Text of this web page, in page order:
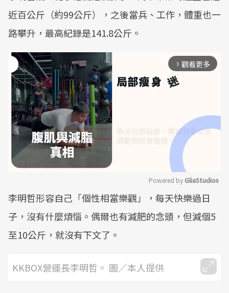
近百公斤（約99公斤），之後當兵、工作，體重也一
路攀升，最高紀錄是141.8公斤。
arrow_forward_ios 觀看更多
Mute
Powered by GliaStudios
李明哲形容自己「個性相當樂觀」，每天快樂過日
子，沒有什麼煩惱。偶爾也有減肥的念頭，但減個5
至10公斤，就沒有下文了。
KKBOX營運長李明哲。 圖／本人提供